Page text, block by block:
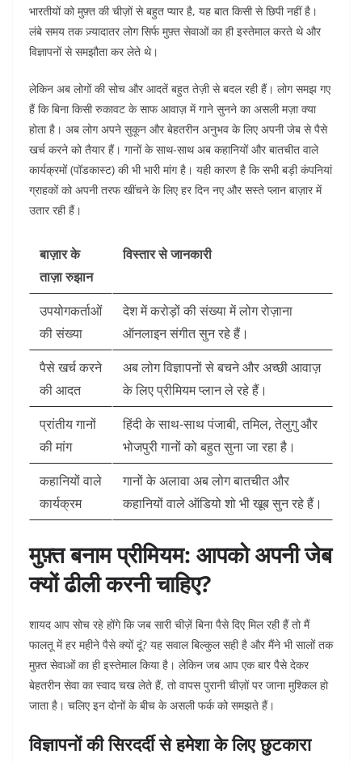
भारतीयों को मुफ़्त की चीज़ों से बहुत प्यार है, यह बात किसी से छिपी नहीं है।
लंबे समय तक ज़्यादातर लोग सिर्फ मुफ़्त सेवाओं का ही इस्तेमाल करते थे और
विज्ञापनों से समझौता कर लेते थे।
लेकिन अब लोगों की सोच और आदतें बहुत तेज़ी से बदल रही हैं। लोग समझ गए
हैं कि बिना किसी रुकावट के साफ आवाज़ में गाने सुनने का असली मज़ा क्या
होता है। अब लोग अपने सुकून और बेहतरीन अनुभव के लिए अपनी जेब से पैसे
खर्च करने को तैयार हैं। गानों के साथ-साथ अब कहानियों और बातचीत वाले
कार्यक्रमों (पॉडकास्ट) की भी भारी मांग है। यही कारण है कि सभी बड़ी कंपनियां
ग्राहकों को अपनी तरफ खींचने के लिए हर दिन नए और सस्ते प्लान बाज़ार में
उतार रही हैं।
बाज़ार के
ताज़ा रुझान
विस्तार से जानकारी
उपयोगकर्ताओं
की संख्या
देश में करोड़ों की संख्या में लोग रोज़ाना
ऑनलाइन संगीत सुन रहे हैं।
पैसे खर्च करने
की आदत
अब लोग विज्ञापनों से बचने और अच्छी आवाज़
के लिए प्रीमियम प्लान ले रहे हैं।
प्रांतीय गानों
की मांग
हिंदी के साथ-साथ पंजाबी, तमिल, तेलुगु और
भोजपुरी गानों को बहुत सुना जा रहा है।
कहानियों वाले
कार्यक्रम
गानों के अलावा अब लोग बातचीत और
कहानियों वाले ऑडियो शो भी खूब सुन रहे हैं।
मुफ़्त बनाम प्रीमियम: आपको अपनी जेब
क्यों ढीली करनी चाहिए?
शायद आप सोच रहे होंगे कि जब सारी चीज़ें बिना पैसे दिए मिल रही हैं तो मैं
फालतू में हर महीने पैसे क्यों दूं? यह सवाल बिल्कुल सही है और मैंने भी सालों तक
मुफ़्त सेवाओं का ही इस्तेमाल किया है। लेकिन जब आप एक बार पैसे देकर
बेहतरीन सेवा का स्वाद चख लेते हैं, तो वापस पुरानी चीज़ों पर जाना मुश्किल हो
जाता है। चलिए इन दोनों के बीच के असली फर्क को समझते हैं।
विज्ञापनों की सिरदर्दी से हमेशा के लिए छुटकारा